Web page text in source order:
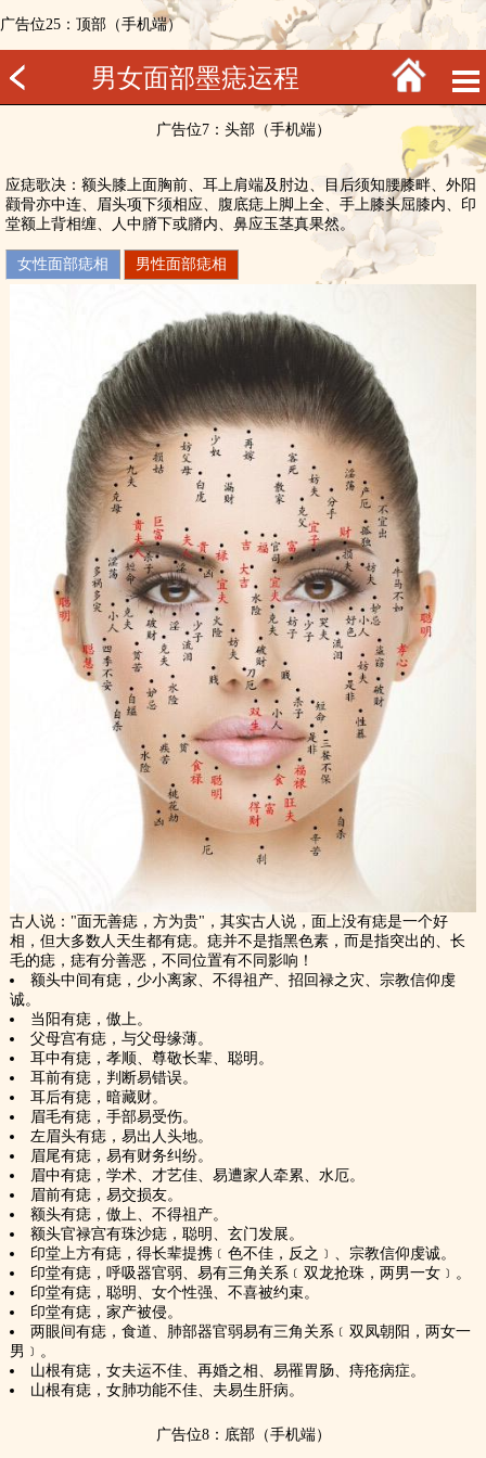
广告位25：顶部（手机端）
男女面部墨痣运程
广告位7：头部（手机端）
应痣歌决：额头膝上面胸前、耳上肩端及肘边、目后须知腰膝畔、外阳
颧骨亦中连、眉头项下须相应、腹底痣上脚上全、手上膝头屈膝内、印
堂额上背相缠、人中膌下或膌内、鼻应玉茎真果然。
女性面部痣相 男性面部痣相
古人说："面无善痣，方为贵"，其实古人说，面上没有痣是一个好
相，但大多数人天生都有痣。痣并不是指黑色素，而是指突出的、长
毛的痣，痣有分善恶，不同位置有不同影响！
额头中间有痣，少小离家、不得祖产、招回禄之灾、宗教信仰虔
诚。
当阳有痣，傲上。
父母宫有痣，与父母缘薄。
耳中有痣，孝顺、尊敬长辈、聪明。
耳前有痣，判断易错误。
耳后有痣，暗藏财。
眉毛有痣，手部易受伤。
左眉头有痣，易出人头地。
眉尾有痣，易有财务纠纷。
眉中有痣，学术、才艺佳、易遭家人牵累、水厄。
眉前有痣，易交损友。
额头有痣，傲上、不得祖产。
额头官禄宫有珠沙痣，聪明、玄门发展。
印堂上方有痣，得长辈提携﹝色不佳，反之﹞、宗教信仰虔诚。
印堂有痣，呼吸器官弱、易有三角关系﹝双龙抢珠，两男一女﹞。
印堂有痣，聪明、女个性强、不喜被约束。
印堂有痣，家产被侵。
两眼间有痣，食道、肺部器官弱易有三角关系﹝双凤朝阳，两女一
男﹞。
山根有痣，女夫运不佳、再婚之相、易罹胃肠、痔疮病症。
山根有痣，女肺功能不佳、夫易生肝病。
广告位8：底部（手机端）